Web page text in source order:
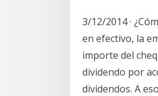
3/12/2014 ·
en efectivo, la
importe del
dividendo por
dividendos. A